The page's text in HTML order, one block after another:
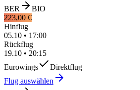
BER
BIO
223,00 €
Hinflug
05.10 • 17:00
Rückflug
19.10 • 20:15
Eurowings
Direktflug
Flug auswählen